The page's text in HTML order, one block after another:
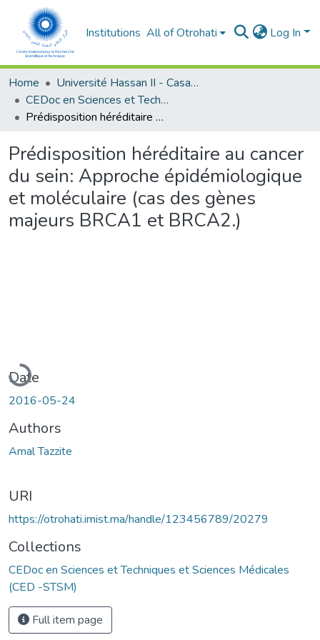
Institutions All of Otrohati Log In
Home
Université Hassan II - Casablanca
CEDoc en Sciences et Techniques et Sciences Médicales (CED -STSM)
Prédisposition héréditaire au cancer du sein: Approche épidémiologique et moléculaire (cas des gènes majeurs BRCA1 et BRCA2.)
Prédisposition héréditaire au cancer
du sein: Approche épidémiologique
et moléculaire (cas des gènes
majeurs BRCA1 et BRCA2.)
Loading...
Date
2016-05-24
Authors
Amal Tazzite
URI
https://otrohati.imist.ma/handle/123456789/20279
Collections
CEDoc en Sciences et Techniques et Sciences Médicales
(CED -STSM)
Full item page